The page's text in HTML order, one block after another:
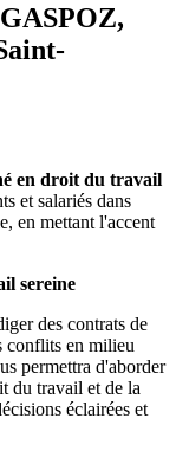
en droit du travail
et salariés dans
en mettant l'accent
sereine
des contrats de
conflits en milieu
permettra d'aborder
du travail et de la
éclairées et